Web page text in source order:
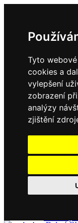
Tyto
cookies a
vylepšení
zobrazení
analýzy
zjištění
Domů
Kontakty
Úřední deska
Vyhlášky
Složení